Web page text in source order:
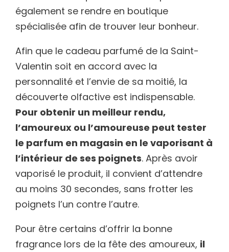
également se rendre en boutique
spécialisée afin de trouver leur bonheur.
Afin que le cadeau parfumé de la Saint-
Valentin soit en accord avec la
personnalité et l’envie de sa moitié, la
découverte olfactive est indispensable.
Pour obtenir un meilleur rendu,
l’amoureux ou l’amoureuse peut tester
le parfum en magasin en le vaporisant à
l’intérieur de ses poignets. Après avoir
vaporisé le produit, il convient d’attendre
au moins 30 secondes, sans frotter les
poignets l’un contre l’autre.
Pour être certains d’offrir la bonne
fragrance lors de la fête des amoureux, il